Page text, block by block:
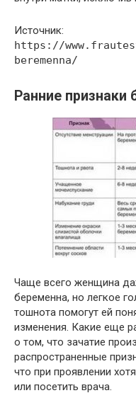
Источник:
https://
beremenna/
Ранние признаки
Чаще всего женщина
беременна, но легкое
тошнота помогут ей
изменения. Какие еще
о том, что зачатие
распространенные
что при проявлении
или посетить врача.